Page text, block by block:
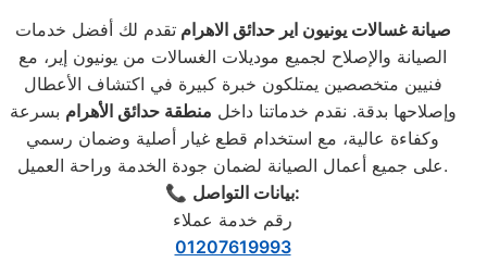
صيانة غسالات يونيون اير حدائق الاهرامتقدم لك أفضل خدمات
الصيانة والإصلاح لجميع موديلات الغسالات من يونيون إير، مع
فنيين متخصصين يمتلكون خبرة كبيرة في اكتشاف الأعطال
وإصلاحها بدقة. نقدم خدماتنا داخل منطقة حدائق الأهرام بسرعة
وكفاءة عالية، مع استخدام قطع غيار أصلية وضمان رسمي
على جميع أعمال الصيانة لضمان جودة الخدمة وراحة العميل.
📞
بيانات التواصل:
رقم خدمة عملاء
01207619993